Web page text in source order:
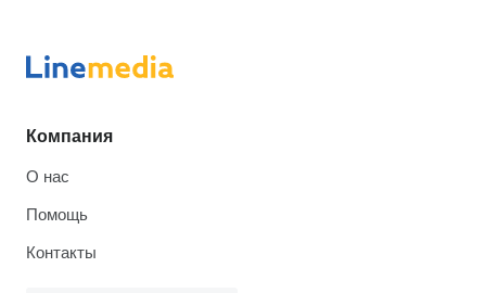
Компания
О нас
Помощь
Контакты